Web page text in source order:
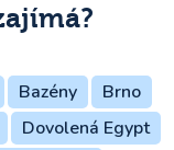
Bazény
Brno
Dovolená Egypt